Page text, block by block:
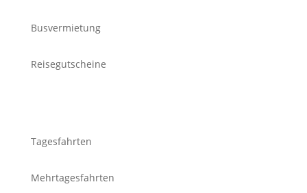
Busvermietung
Reisegutscheine
Tagesfahrten
Mehrtagesfahrten